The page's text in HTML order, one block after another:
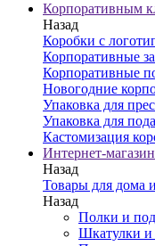
Корпоративным
Назад
Коробки с
Корпоративные
Корпоративные
Новогодние
Упаковка для
Упаковка для
Кастомизация
Интернет-магазин
Назад
Товары для дома
Назад
Полки и
Шкатулки и